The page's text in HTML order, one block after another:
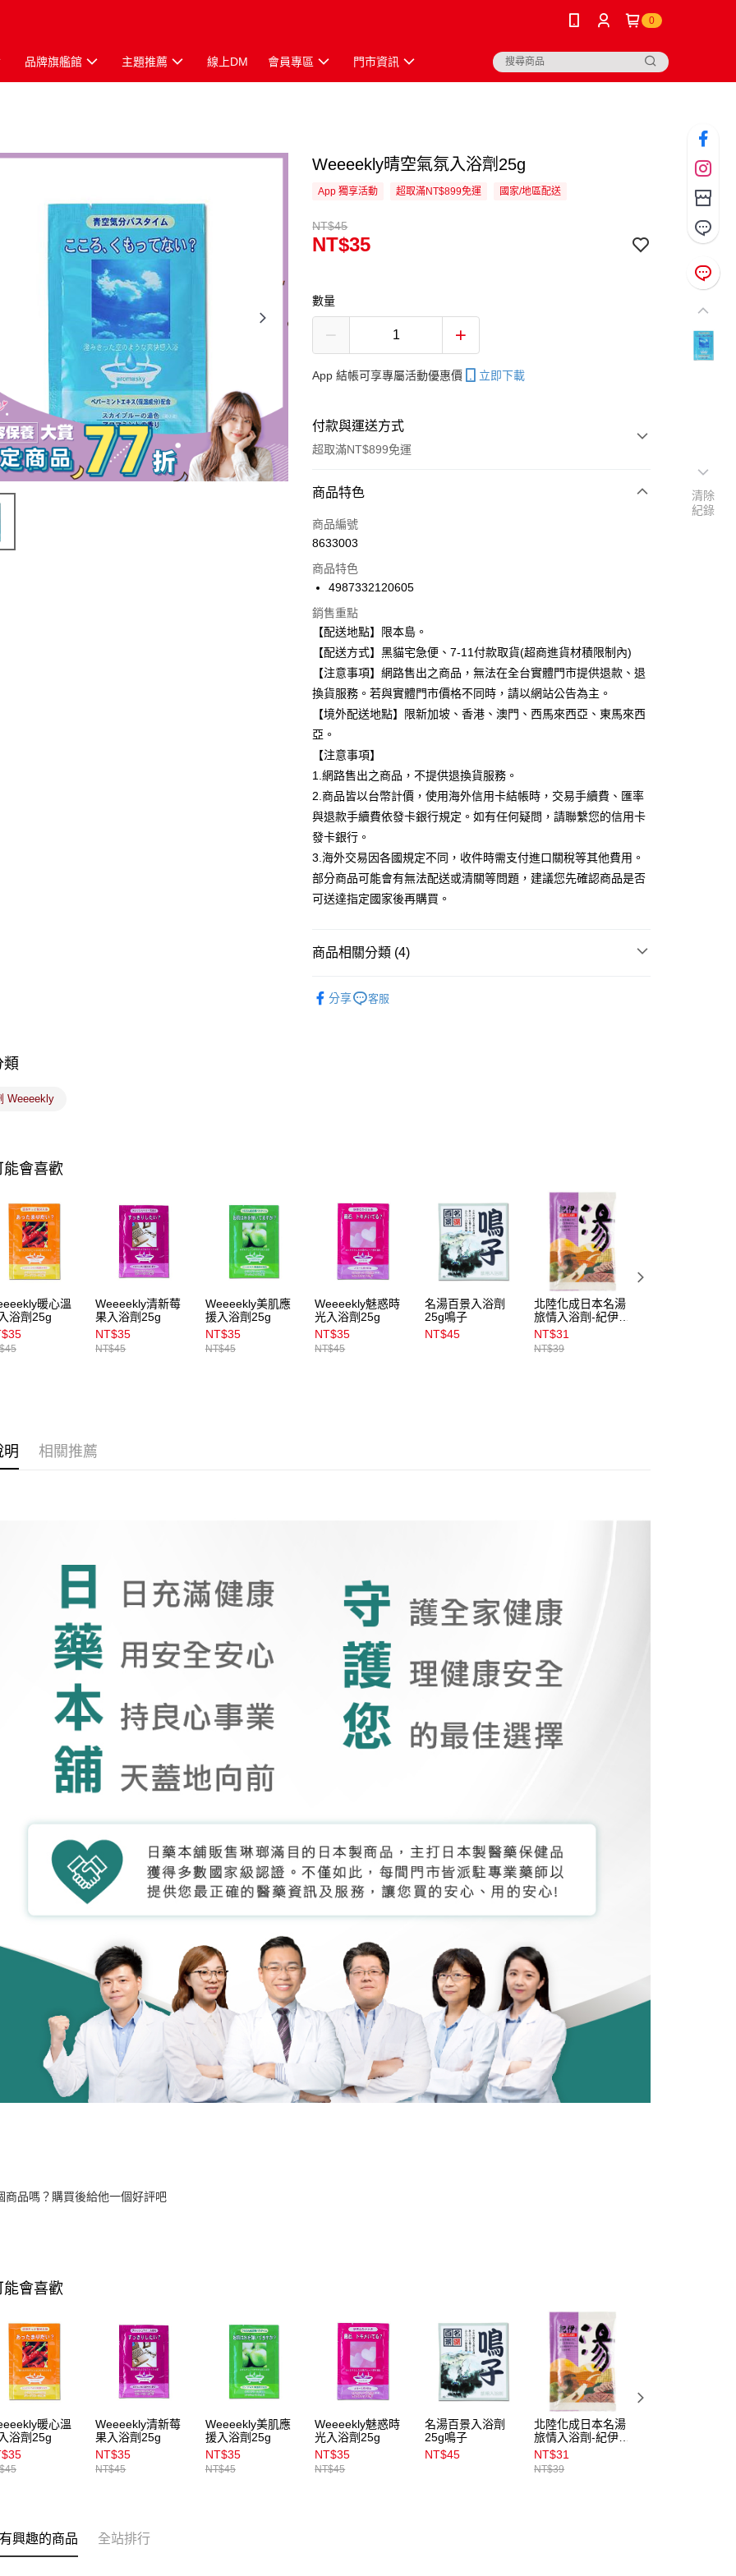
0
品牌旗艦館 主題推薦 線上DM 會員專區 門市資訊
Weeeekly晴空氣氛入浴劑25g
App 獨享活動 超取滿NT$899免運 國家/地區配送
NT$45
NT$35
數量
App 結帳可享專屬活動優惠價 立即下載
付款與運送方式
超取滿NT$899免運
付款方式
信用卡一次付款
合作金庫商業銀行
華南商業銀行
上海商業儲蓄銀行
國泰世華商業銀行
兆豐國際商業銀行
臺灣中小企業銀行
台中商業銀行
匯豐（台灣）商業銀行
華泰商業銀行
聯邦商業銀行
遠東國際商業銀行
台新國際商業銀行
台灣樂天信用卡公司
超商取貨付款
LINE Pay
Apple Pay
街口支付
悠遊付
Google Pay
全盈+PAY
大哥付你分期
相關說明
【大哥付你分期使用說明】
1.本服務由台灣大哥大提供，台灣大哥大用戶可立即使用無須另外申請。
2.付款方式選擇「大哥付你分期」，訂單成立後會自動跳轉到大哥付的交易
流程，驗證手機門號後，選擇欲分期的期數、繳款截止日，確認付款後即
4.訂單成立30分鐘內，如未前往確認交易或遇審核未通過，訂單將自動取
消。如遇「轉專審核」未通過狀況，表示未達大哥付你分期系統評分，恕
【繳款方式說明】
1.分期款項不併入電信帳單，「大哥付你分期」於每月結算日後寄送繳費提
ATM付款
全家取貨付款
付款後全家取貨
付款後門市自取
每筆NT$100，滿NT$399(含以上)免運費
國家/地區配送 查看運費
商品特色
商品編號
8633003
商品特色
4987332120605
銷售重點
【配送地點】限本島。
【配送方式】黑貓宅急便、7-11付款取貨(超商進貨材積限制內)
【注意事項】網路售出之商品，無法在全台實體門市提供退款、退
換貨服務。若與實體門市價格不同時，請以網站公告為主。
【境外配送地點】限新加坡、香港、澳門、西馬來西亞、東馬來西
亞。
【注意事項】
1.網路售出之商品，不提供退換貨服務。
2.商品皆以台幣計價，使用海外信用卡結帳時，交易手續費、匯率
與退款手續費依發卡銀行規定。如有任何疑問，請聯繫您的信用卡
發卡銀行。
3.海外交易因各國規定不同，收件時需支付進口關稅等其他費用。
部分商品可能會有無法配送或清關等問題，建議您先確認商品是否
可送達指定國家後再購買。
商品相關分類 (4)
分享 客服
類
Weeeekly
能會喜歡
暖心溫
浴劑25g
Weeeekly清新莓
果入浴劑25g
NT$35
NT$45
Weeeekly美肌應
援入浴劑25g
NT$35
NT$45
Weeeekly魅惑時
光入浴劑25g
NT$35
NT$45
名湯百景入浴劑
25g鳴子
NT$45
北陸化成日本名湯
旅情入浴劑-紀伊
(25g)
NT$31
NT$39
明 相關推薦
商品嗎？購買後給他一個好評吧
能會喜歡
暖心溫
浴劑25g
Weeeekly清新莓
果入浴劑25g
NT$35
NT$45
Weeeekly美肌應
援入浴劑25g
NT$35
NT$45
Weeeekly魅惑時
光入浴劑25g
NT$35
NT$45
名湯百景入浴劑
25g鳴子
NT$45
北陸化成日本名湯
旅情入浴劑-紀伊
(25g)
NT$31
NT$39
興趣的商品 全站排行
清除
紀錄